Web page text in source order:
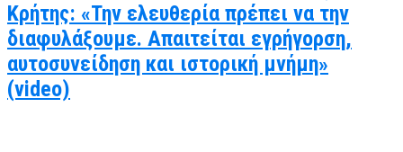
Κρήτης: «Την ελευθερία πρέπει να την
διαφυλάξουμε. Απαιτείται εγρήγορση,
αυτοσυνείδηση και ιστορική μνήμη»
(video)